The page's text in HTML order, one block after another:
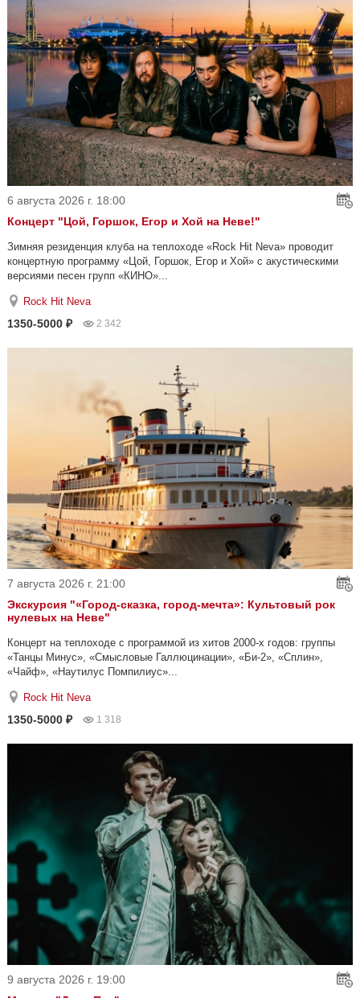
6 августа 2026 г. 18:00
Концерт "Цой, Горшок, Егор и Хой на Неве!"
Зимняя резиденция клуба на теплоходе «Rock Hit Neva» проводит
концертную программу «Цой, Горшок, Егор и Хой» с акустическими
версиями песен групп «КИНО»...
Rock Hit Neva
1350-5000 ₽ 2 342
7 августа 2026 г. 21:00
Экскурсия "«Город-сказка, город-мечта»: Культовый рок
нулевых на Неве"
Концерт на теплоходе с программой из хитов 2000-х годов: группы
«Танцы Минус», «Смысловые Галлюцинации», «Би-2», «Сплин»,
«Чайф», «Наутилус Помпилиус»...
Rock Hit Neva
1350-5000 ₽ 1 318
9 августа 2026 г. 19:00